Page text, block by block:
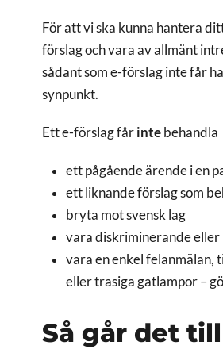
För att vi ska kunna hantera
förslag och vara av allmänt
sådant som e-förslag inte får
synpunkt.
Ett e-förslag får inte behandla
ett pågående ärende i en
ett liknande förslag som
bryta mot svensk lag
vara diskriminerande eller
vara en enkel felanmälan,
eller trasiga gatlampor –
Så går det till